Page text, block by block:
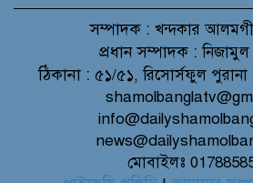
সম্পাদক : খন্দকার
প্রধান সম্পাদক :
ঠিকানা : ৫১/৫১, রিসোর্সফুল পুরানা
মোবাইলঃ